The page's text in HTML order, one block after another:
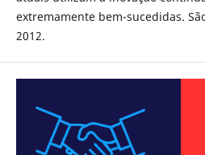
extremamente bem-sucedidas.
2012.